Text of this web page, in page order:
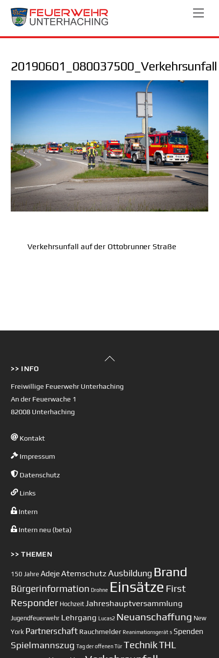
Skip
20190601_080037500_Verkehrsunfall
Verkehrsunfall auf der Ottobrunner Straße
Back
>> INFO
Freiwillige Feuerwehr Unterhaching
An der Feuerwache 1
82008 Unterhaching
Kontakt
Impressum
Datenschutz
Links
Intern
Intern neu (beta)
>> THEMEN
150 Jahre AdejeAtemschutz Ausbildung Brand
Bürgerinformation Drohne Einsätze First
Responder Hochzeit Jahreshauptversammlung
Jugendfeuerwehr Lehrgang Lucas2 Neuanschaffung New
York Partnerschaft Rauchmelder Reanimationsgerät s Spenden
Spielmannszug Tag der offenen Tür TechnikTHL